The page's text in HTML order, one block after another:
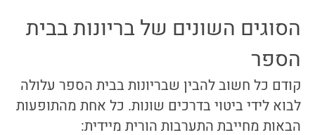
הסוגים השונים של בריונות בבית
הספר
קודם כל חשוב להבין שבריונות בבית הספר עלולה
לבוא לידי ביטוי בדרכים שונות. כל אחת מהתופעות
הבאות מחייבת התערבות הורית מיידית: